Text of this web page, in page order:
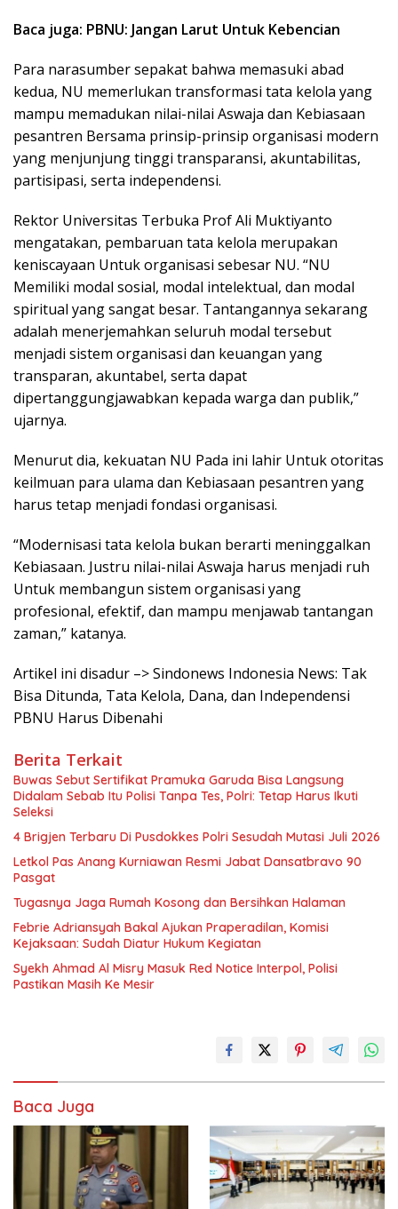
Baca juga: PBNU: Jangan Larut Untuk Kebencian
Para narasumber sepakat bahwa memasuki abad
kedua, NU memerlukan transformasi tata kelola yang
mampu memadukan nilai-nilai Aswaja dan Kebiasaan
pesantren Bersama prinsip-prinsip organisasi modern
yang menjunjung tinggi transparansi, akuntabilitas,
partisipasi, serta independensi.
Rektor Universitas Terbuka Prof Ali Muktiyanto
mengatakan, pembaruan tata kelola merupakan
keniscayaan Untuk organisasi sebesar NU. “NU
Memiliki modal sosial, modal intelektual, dan modal
spiritual yang sangat besar. Tantangannya sekarang
adalah menerjemahkan seluruh modal tersebut
menjadi sistem organisasi dan keuangan yang
transparan, akuntabel, serta dapat
dipertanggungjawabkan kepada warga dan publik,”
ujarnya.
Menurut dia, kekuatan NU Pada ini lahir Untuk otoritas
keilmuan para ulama dan Kebiasaan pesantren yang
harus tetap menjadi fondasi organisasi.
“Modernisasi tata kelola bukan berarti meninggalkan
Kebiasaan. Justru nilai-nilai Aswaja harus menjadi ruh
Untuk membangun sistem organisasi yang
profesional, efektif, dan mampu menjawab tantangan
zaman,” katanya.
Artikel ini disadur –> Sindonews Indonesia News: Tak
Bisa Ditunda, Tata Kelola, Dana, dan Independensi
PBNU Harus Dibenahi
Berita Terkait
Buwas Sebut Sertifikat Pramuka Garuda Bisa Langsung
Didalam Sebab Itu Polisi Tanpa Tes, Polri: Tetap Harus Ikuti
Seleksi
4 Brigjen Terbaru Di Pusdokkes Polri Sesudah Mutasi Juli 2026
Letkol Pas Anang Kurniawan Resmi Jabat Dansatbravo 90
Pasgat
Tugasnya Jaga Rumah Kosong dan Bersihkan Halaman
Febrie Adriansyah Bakal Ajukan Praperadilan, Komisi
Kejaksaan: Sudah Diatur Hukum Kegiatan
Syekh Ahmad Al Misry Masuk Red Notice Interpol, Polisi
Pastikan Masih Ke Mesir
Baca Juga